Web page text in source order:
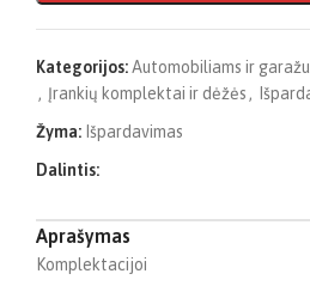
Kategorijos:Automobiliams ir
, Įrankių komplektai ir dėžės,
Žyma: Išpardavimas
Dalintis:
Aprašymas
Komplektacijoi